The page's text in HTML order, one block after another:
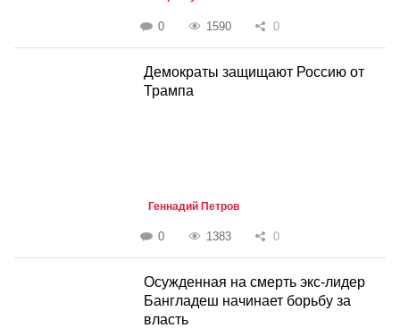
0 1590 0
Демократы защищают Россию от
Трампа
Геннадий Петров
0 1383 0
Осужденная на смерть экс-лидер
Бангладеш начинает борьбу за
власть